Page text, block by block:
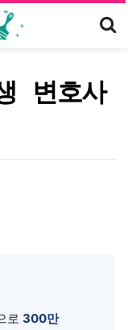
변호사
로 300만